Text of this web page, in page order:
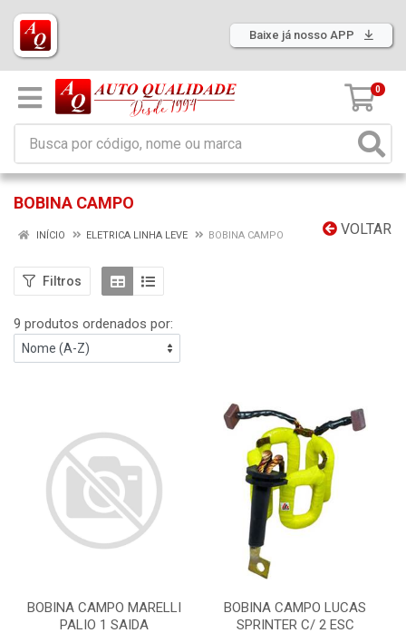
Baixe já nosso APP
0
BOBINA CAMPO
VOLTAR
INÍCIO ELETRICA LINHA LEVE BOBINA CAMPO
Filtros
9 produtos ordenados por:
BOBINA CAMPO MARELLI
PALIO 1 SAIDA
BOBINA CAMPO LUCAS
SPRINTER C/ 2 ESC